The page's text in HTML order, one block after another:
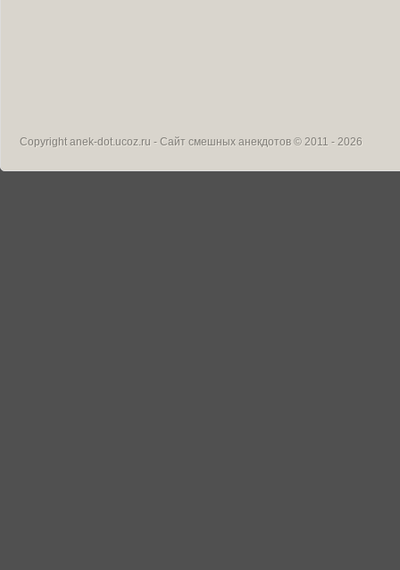
Copyrightanek-dot.ucoz.ru - Сайт смешных анекдотов © 2011 - 2026